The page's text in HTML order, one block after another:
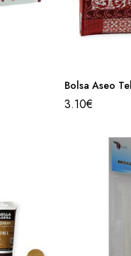
Bolsa Aseo
3.10€